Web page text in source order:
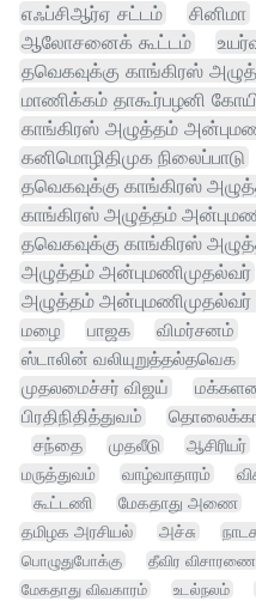
எஃப்சிஆர்ஏ சட்டம்
சினிமா
ஆலோசனைக் கூட்டம்
தவெகவுக்கு காங்கிரஸ்
மாணிக்கம் தாகூர்பழனி
காங்கிரஸ் அழுத்தம்
கனிமொழிதிமுக நிலைப்பாடு
தவெகவுக்கு காங்கிரஸ்
காங்கிரஸ் அழுத்தம்
தவெகவுக்கு காங்கிரஸ்
அழுத்தம் அன்புமணிமுதல்வர்
அழுத்தம் அன்புமணிமுதல்வர்
மழை
பாஜக விமர்சனம்
ஸ்டாலின் வலியுறுத்தல்தவெக
முதலமைச்சர் விஜய்
பிரதிநிதித்துவம்
சந்தை
முதலீடு ஆசிரியர்
மருத்துவம்
வாழ்வாதாரம்
கூட்டணி
மேகதாது அணை
தமிழக அரசியல்
அச்சு
பொழுதுபோக்கு
தீவிர விசாரணை
மேகதாது விவகாரம்
உடல்நலம்